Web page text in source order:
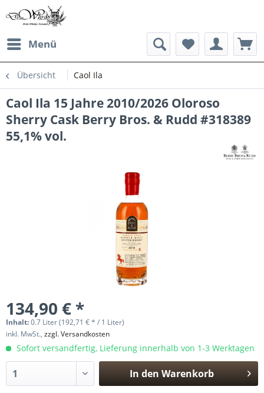
Menü
Übersicht Caol Ila
Caol Ila 15 Jahre 2010/2026 Oloroso
Sherry Cask Berry Bros. & Rudd #318389
55,1% vol.
134,90 € *
Inhalt:0.7 Liter (192,71 € * / 1 Liter)
inkl. MwSt., zzgl. Versandkosten
Sofort versandfertig, Lieferung innerhalb von 1-3 Werktagen
In den Warenkorb